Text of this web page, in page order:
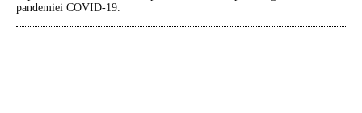
pandemiei COVID-19.